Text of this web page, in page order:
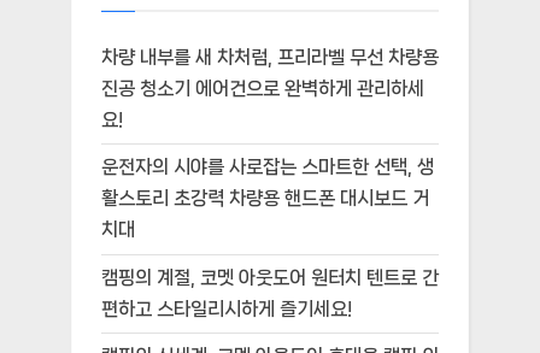
차량 내부를 새 차처럼, 프리라벨 무선 차량용
진공 청소기 에어건으로 완벽하게 관리하세
요!
운전자의 시야를 사로잡는 스마트한 선택, 생
활스토리 초강력 차량용 핸드폰 대시보드 거
치대
캠핑의 계절, 코멧 아웃도어 원터치 텐트로 간
편하고 스타일리시하게 즐기세요!